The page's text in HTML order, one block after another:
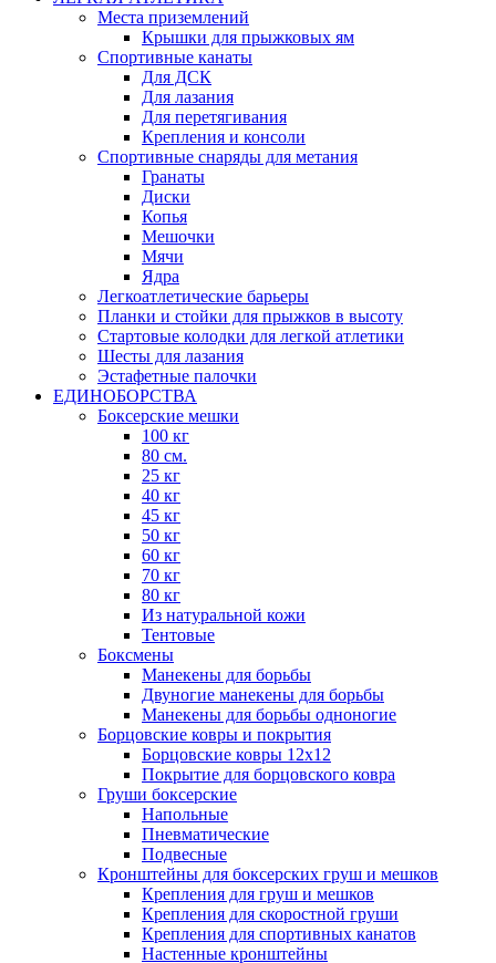
Места приземлений
Крышки для прыжковых ям
Спортивные канаты
Для ДСК
Для лазания
Для перетягивания
Крепления и консоли
Спортивные снаряды для метания
Гранаты
Диски
Копья
Мешочки
Мячи
Ядра
Легкоатлетические барьеры
Планки и стойки для прыжков в высоту
Стартовые колодки для легкой атлетики
Шесты для лазания
Эстафетные палочки
ЕДИНОБОРСТВА
Боксерские мешки
100 кг
80 см.
25 кг
40 кг
45 кг
50 кг
60 кг
70 кг
80 кг
Из натуральной кожи
Тентовые
Боксмены
Манекены для борьбы
Двуногие манекены для борьбы
Манекены для борьбы одноногие
Борцовские ковры и покрытия
Борцовские ковры 12х12
Покрытие для борцовского ковра
Груши боксерские
Напольные
Пневматические
Подвесные
Кронштейны для боксерских груш и мешков
Крепления для груш и мешков
Крепления для скоростной груши
Крепления для спортивных канатов
Настенные кронштейны